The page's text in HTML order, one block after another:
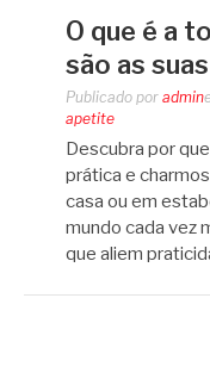
O que é a
são as
Publicado por admin
apetite
Descubra por
prática e
casa ou em
mundo cada vez
que aliem